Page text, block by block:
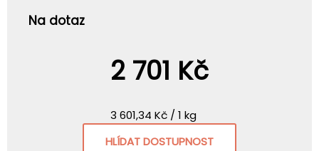
Na dotaz
2 701 Kč
3 601,34 Kč / 1 kg
HLÍDAT DOSTUPNOST